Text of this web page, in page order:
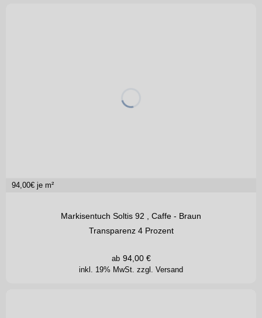
94,00€ je m²
Markisentuch Soltis 92 , Caffe - Braun
Transparenz 4 Prozent
inkl. 19% MwSt. zzgl. Versand
ab 94,00€